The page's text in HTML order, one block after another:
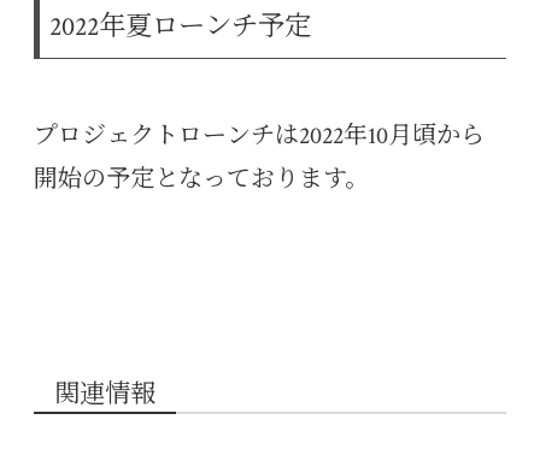
2022年夏ローンチ予定
プロジェクトローンチは2022年10月頃から
開始の予定となっております。
関連情報